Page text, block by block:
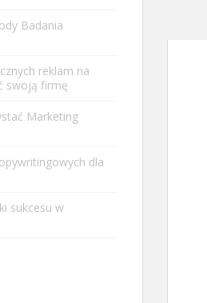
Badania
reklam na
swoją firmę
Marketing
dla
sukcesu w